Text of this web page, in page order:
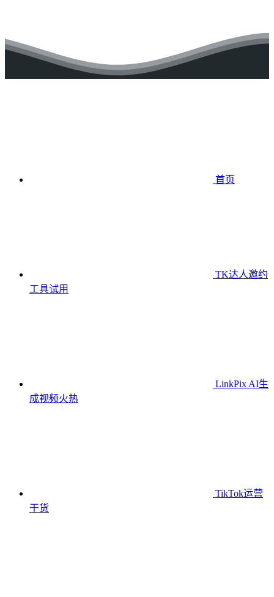
首页
TK达人邀约
工具试用
LinkPix AI生
成视频火热
TikTok运营
干货